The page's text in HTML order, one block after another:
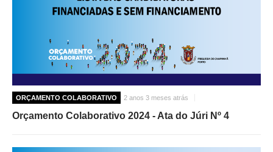
ORÇAMENTO COLABORATIVO 2 anos 3 meses atrás
Orçamento Colaborativo 2024 - Ata do Júri Nº 4